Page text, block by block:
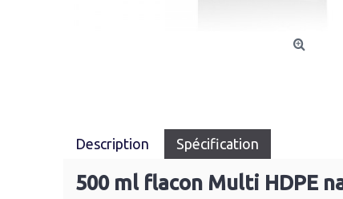
Description Spécification
500 ml flacon Multi HDPE